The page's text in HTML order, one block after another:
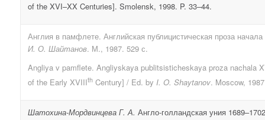
of the XVI–XX Centuries]. Smolensk, 1998. P. 33–44.
Англия в памфлете. Английская публицистическая проза
И. О. Шайтанов. М., 1987. 529 с.
Angliya v pamflete. Angliyskaya publitsisticheskaya proza nachala
of the Early XVIIIthCentury] / Ed. by I. O. Shaytanov. Moscow,
Шатохина-Мордвинцева Г. А. Англо-голландская уния